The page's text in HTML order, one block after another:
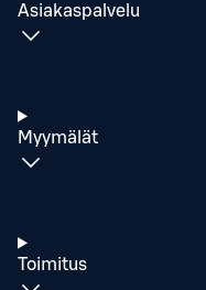
Asiakaspalvelu
Myymälät
Toimitus